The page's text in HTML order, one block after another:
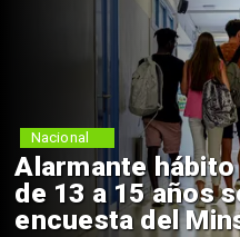
Alarmante
de 13 a 15 años
encuesta del
Nacional